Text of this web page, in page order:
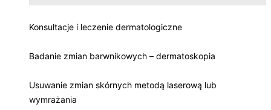
Konsultacje i leczenie dermatologiczne
Badanie zmian barwnikowych – dermatoskopia
Usuwanie zmian skórnych metodą laserową lub
wymrażania